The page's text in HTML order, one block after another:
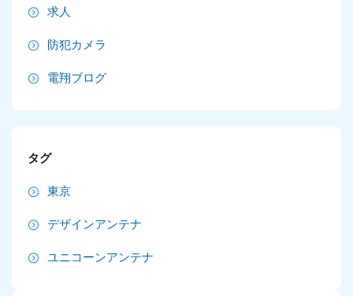
2024年8月
2024年7月
2024年6月
2024年5月
求人
防犯カメラ
電翔ブログ
タグ
東京
デザインアンテナ
ユニコーンアンテナ